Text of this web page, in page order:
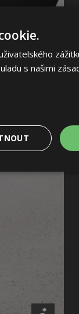
s našimi
Funkční soubory
jako je přihlášení